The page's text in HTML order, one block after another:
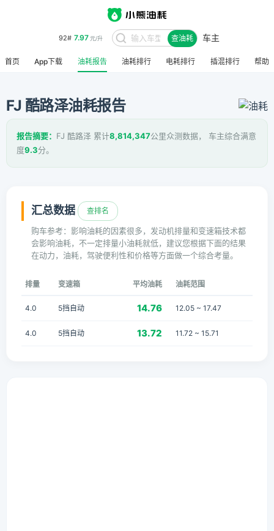
92# 7.97元/升 查油耗 车主
首页 App下载 油耗报告 油耗排行 电耗排行 插混排行 帮助
FJ 酷路泽油耗报告
报告摘要： FJ 酷路泽 累计8,814,347公里众测数据， 车主综合满意
度9.3分。
汇总数据 查排名
购车参考：影响油耗的因素很多，发动机排量和变速箱技术都
会影响油耗，不一定排量小油耗就低，建议您根据下面的结果
在动力，油耗，驾驶便利性和价格等方面做一个综合考量。
排量 变速箱 平均油耗 油耗范围
4.0 5挡自动 14.76 12.05 ~ 17.47
4.0 5挡自动 13.72 11.72 ~ 15.71